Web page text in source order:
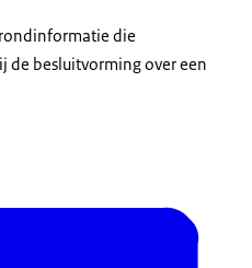
die
de besluitvorming over een